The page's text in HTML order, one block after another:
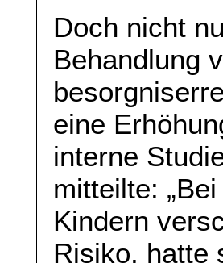
Doch nicht
Behandlung
eine
interne
mitteilte:
Kindern
Risiko, hatte